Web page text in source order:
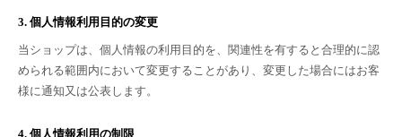
3. 個人情報利用目的の変更
当ショップは、個人情報の利用目的を、関連性を有すると合理的に認
められる範囲内において変更することがあり、変更した場合にはお客
様に通知又は公表します。
4. 個人情報利用の制限